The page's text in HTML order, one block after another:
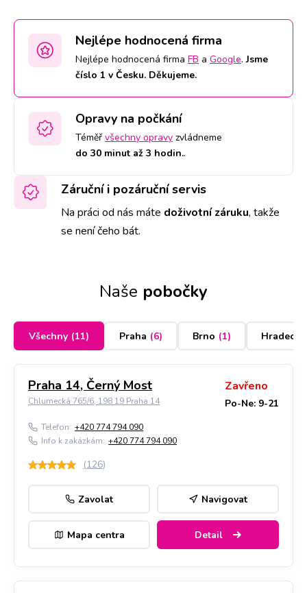
Nejlépe hodnocená firma
Nejlépe hodnocená firma FB a Google.Jsme
číslo 1 v Česku. Děkujeme.
Opravy na počkání
Téměř všechny opravy zvládneme
do 30 minut až 3 hodin..
Záruční i pozáruční servis
Na práci od nás máte doživotní záruku, takže
se není čeho bát.
Naše pobočky
Všechny (11) Praha (6) Brno (1) Hradec
Praha 14, Černý Most
Chlumecká 765/6, 198 19 Praha 14
Zavřeno
Po-Ne: 9-21
Telefon: +420 774 794 090
Info k zakázkám: +420 774 794 090
(126)
Zavolat Navigovat
Mapa centra Detail